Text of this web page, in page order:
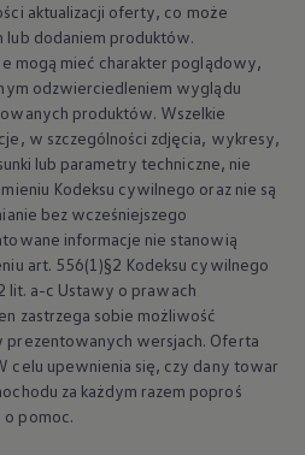
klienta – oceń nasz serwis
opon
akcesoriów
poszczególnych modeli
transportowe i bagażowe
i rozrywka
oprogramowania, map i radia
logowanie i sklep
dla swojego modelu
telefonu komórkowego z pojazdem
Instrukcja Obsługi
klientów
aktualizacji oferty, co może
dodaniem produktów.
mogą mieć charakter poglądowy,
odzwierciedleniem wyglądu
produktów. Wszelkie
w szczególności zdjęcia, wykresy,
lub parametry techniczne, nie
Kodeksu cywilnego oraz nie są
bez wcześniejszego
informacje nie stanowią
art. 556(1)§2 Kodeksu cywilnego
lit. a-c Ustawy o prawach
zastrzega sobie możliwość
prezentowanych wersjach. Oferta
celu upewnienia się, czy dany towar
za każdym razem poproś
pomoc.